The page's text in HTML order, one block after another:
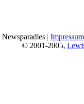
Newsparadies | Impressum
© 2001-2005,